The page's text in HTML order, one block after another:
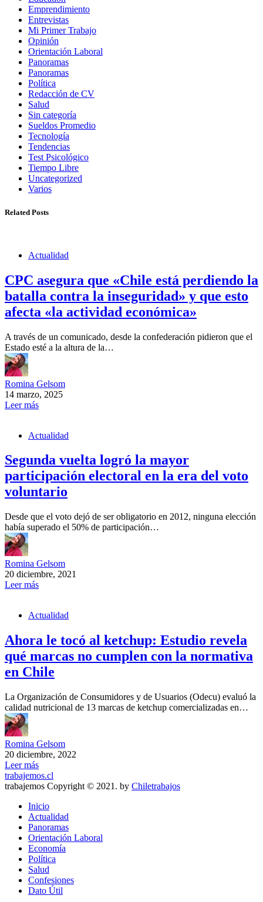
Emprendimiento
Entrevistas
Mi Primer Trabajo
Opinión
Orientación Laboral
Panoramas
Panoramas
Política
Redacción de CV
Salud
Sin categoría
Sueldos Promedio
Tecnología
Tendencias
Test Psicológico
Tiempo Libre
Uncategorized
Varios
Related Posts
Actualidad
CPC asegura que «Chile está perdiendo la
batalla contra la inseguridad» y que esto
afecta «la actividad económica»
A través de un comunicado, desde la confederación pidieron que el
Estado esté a la altura de la…
Romina Gelsom
14 marzo, 2025
Leer más
Actualidad
Segunda vuelta logró la mayor
participación electoral en la era del voto
voluntario
Desde que el voto dejó de ser obligatorio en 2012, ninguna elección
había superado el 50% de participación…
Romina Gelsom
20 diciembre, 2021
Leer más
Actualidad
Ahora le tocó al ketchup: Estudio revela
qué marcas no cumplen con la normativa
en Chile
La Organización de Consumidores y de Usuarios (Odecu) evaluó la
calidad nutricional de 13 marcas de ketchup comercializadas en…
Romina Gelsom
20 diciembre, 2022
Leer más
trabajemos.cl
trabajemos Copyright © 2021. by Chiletrabajos
Inicio
Actualidad
Panoramas
Orientación Laboral
Economía
Política
Salud
Confesiones
Dato Útil